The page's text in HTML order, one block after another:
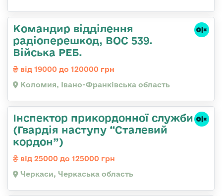
Командир відділення
радіоперешкод, ВОС 539.
Війська РЕБ.
від 19000 до 120000 грн
Коломия, Івано-Франківська область
Інспектор прикордонної служби
(Гвардія наступу “Сталевий
кордон”)
від 25000 до 125000 грн
Черкаси, Черкаська область